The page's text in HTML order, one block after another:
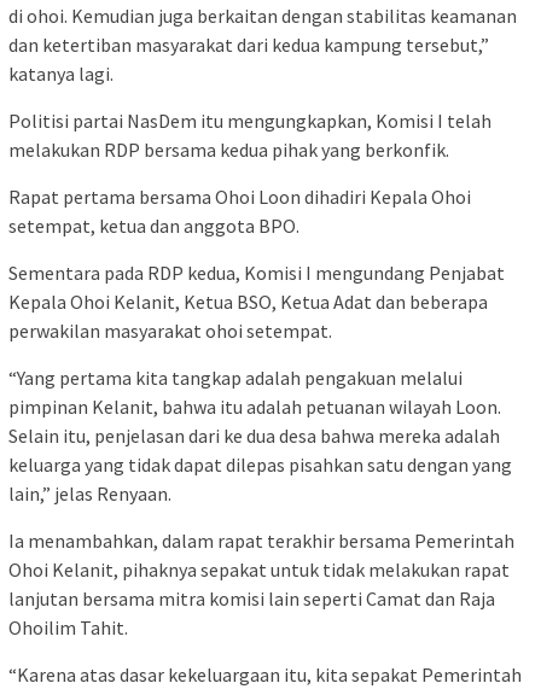
di ohoi. Kemudian juga berkaitan dengan stabilitas keamanan
dan ketertiban masyarakat dari kedua kampung tersebut,”
katanya lagi.
Politisi partai NasDem itu mengungkapkan, Komisi I telah
melakukan RDP bersama kedua pihak yang berkonfik.
Rapat pertama bersama Ohoi Loon dihadiri Kepala Ohoi
setempat, ketua dan anggota BPO.
Sementara pada RDP kedua, Komisi I mengundang Penjabat
Kepala Ohoi Kelanit, Ketua BSO, Ketua Adat dan beberapa
perwakilan masyarakat ohoi setempat.
“Yang pertama kita tangkap adalah pengakuan melalui
pimpinan Kelanit, bahwa itu adalah petuanan wilayah Loon.
Selain itu, penjelasan dari ke dua desa bahwa mereka adalah
keluarga yang tidak dapat dilepas pisahkan satu dengan yang
lain,” jelas Renyaan.
Ia menambahkan, dalam rapat terakhir bersama Pemerintah
Ohoi Kelanit, pihaknya sepakat untuk tidak melakukan rapat
lanjutan bersama mitra komisi lain seperti Camat dan Raja
Ohoilim Tahit.
“Karena atas dasar kekeluargaan itu, kita sepakat Pemerintah